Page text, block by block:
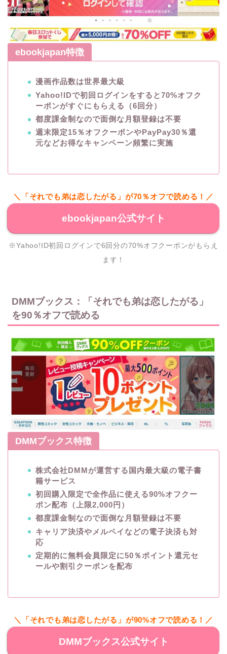
ebookjapan特徴
漫画作品数は世界最大級
Yahoo!IDで初回ログインをすると70%オフク
ーポンがすぐにもらえる（6回分）
都度課金制なので面倒な月額登録は不要
週末限定15％オフクーポンやPayPay30％還
元などお得なキャンペーン頻繁に実施
＼「それでも弟は恋したがる」が70％オフで読める！／
ebookjapan公式サイト
※Yahoo!ID初回ログインで6回分の70%オフクーポンがもらえ
ます！
DMMブックス：「それでも弟は恋したがる」
を90％オフで読める
DMMブックス特徴
株式会社DMMが運営する国内最大級の電子書
籍サービス
初回購入限定で全作品に使える90%オフクー
ポン配布（上限2,000円）
都度課金制なので面倒な月額登録は不要
キャリア決済やメルペイなどの電子決済も対
応
定期的に無料会員限定に50％ポイント還元セ
ールや割引クーポンを配布
＼「それでも弟は恋したがる」が90%オフで読める！／
DMMブックス公式サイト